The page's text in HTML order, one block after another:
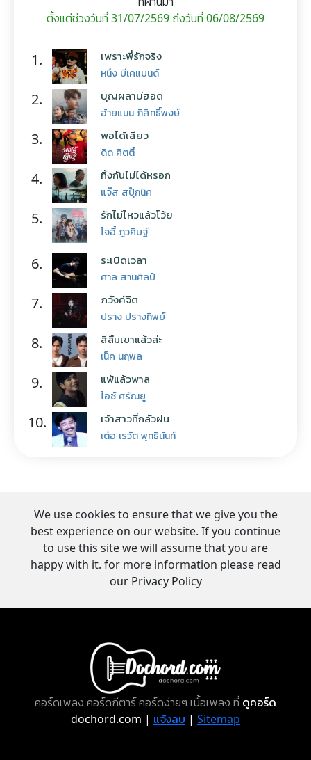
ตั้งแต่ช่วงวันที่ 31/07/2569 ถึงวันที่ 06/08/2569
1. เพราะพี่รักจริง
หนึ่ง บีเคแบนด์
2. บุญผลาบ่ฮอด
อ้ายแมน ภิสิทธิ์พงษ์
3. พอได้เสียว
ดิด คิตตี้
4. ทิ้งกันไม่ได้หรอก
แจ๊ส สปุ๊กนิค
5. รักไม่ไหวแล้วโว้ย
โจอี้ ภูวศิษฐ์
6. ระเบิดเวลา
ศาล สานศิลป์
7. ภวังค์จิต
ปราง ปรางทิพย์
8. สิลืมเขาแล้วล่ะ
เน็ค นฤพล
9. แพ้แล้วพาล
ไอซ์ ศรัณยู
10. เจ้าสาวที่กลัวฝน
เต๋อ เรวัต พุทธินันท์
We use cookies to ensure that we give you the
best experience on our website. If you continue
to use this site we will assume that you are
happy with it. for more information please read
our Privacy Policy
คอร์ดเพลง คอร์ดกีตาร์ คอร์ดง่ายๆ เนื้อเพลง ที่ ดูคอร์ด
dochord.com | แจ้งลบ | Sitemap